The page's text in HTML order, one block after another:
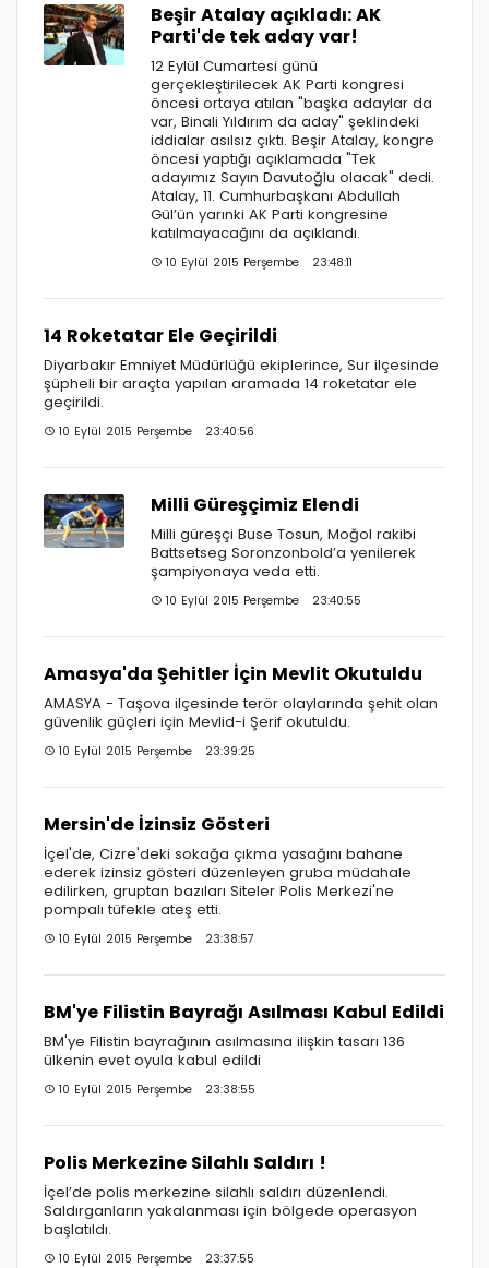
Beşir Atalay açıkladı: AK
Parti'de tek aday var!
12 Eylül Cumartesi günü
gerçekleştirilecek AK Parti kongresi
öncesi ortaya atılan "başka adaylar da
var, Binali Yıldırım da aday" şeklindeki
iddialar asılsız çıktı. Beşir Atalay, kongre
öncesi yaptığı açıklamada "Tek
adayımız Sayın Davutoğlu olacak" dedi.
Atalay, 11. Cumhurbaşkanı Abdullah
Gül’ün yarınki AK Parti kongresine
katılmayacağını da açıklandı.
10 Eylül 2015 Perşembe 23:48:11
14 Roketatar Ele Geçirildi
Diyarbakır Emniyet Müdürlüğü ekiplerince, Sur ilçesinde
şüpheli bir araçta yapılan aramada 14 roketatar ele
geçirildi.
10 Eylül 2015 Perşembe 23:40:56
Milli Güreşçimiz Elendi
Milli güreşçi Buse Tosun, Moğol rakibi
Battsetseg Soronzonbold’a yenilerek
şampiyonaya veda etti.
10 Eylül 2015 Perşembe 23:40:55
Amasya'da Şehitler İçin Mevlit Okutuldu
AMASYA - Taşova ilçesinde terör olaylarında şehit olan
güvenlik güçleri için Mevlid-i Şerif okutuldu.
10 Eylül 2015 Perşembe 23:39:25
Mersin'de İzinsiz Gösteri
İçel'de, Cizre'deki sokağa çıkma yasağını bahane
ederek izinsiz gösteri düzenleyen gruba müdahale
edilirken, gruptan bazıları Siteler Polis Merkezi'ne
pompalı tüfekle ateş etti.
10 Eylül 2015 Perşembe 23:38:57
BM'ye Filistin Bayrağı Asılması Kabul Edildi
BM'ye Filistin bayrağının asılmasına ilişkin tasarı 136
ülkenin evet oyula kabul edildi
10 Eylül 2015 Perşembe 23:38:55
Polis Merkezine Silahlı Saldırı !
İçel’de polis merkezine silahlı saldırı düzenlendi.
Saldırganların yakalanması için bölgede operasyon
başlatıldı.
10 Eylül 2015 Perşembe 23:37:55